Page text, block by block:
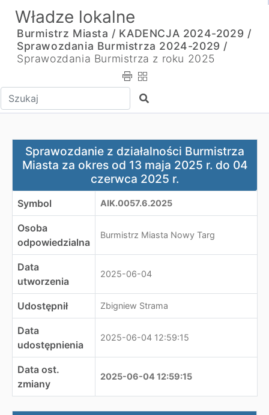
Władze lokalne
Burmistrz Miasta / KADENCJA 2024-2029 /
Sprawozdania Burmistrza 2024-2029 /
Sprawozdania Burmistrza z roku 2025
Wpisz tekst do wyszukania Szukaj
Sprawozdanie z działalności Burmistrza Miasta za
Sprawozdanie z działalności Burmistrza
Miasta za okres od 13 maja 2025 r. do 04
czerwca 2025 r.
Symbol AIK.0057.6.2025
Osoba
odpowiedzialna
Burmistrz Miasta Nowy Targ
Data
utworzenia
2025-06-04
Udostępnił Zbigniew Strama
Data
udostępnienia
2025-06-04 12:59:15
Data ost.
zmiany
2025-06-04 12:59:15